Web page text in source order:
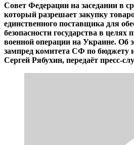
Совет Федерации на заседании в
который разрешает закупку
единственного поставщика для
безопасности государства в целях
военной операции на Украине. Об
зампред комитета СФ по
Сергей Рябухин, передаёт пресс-